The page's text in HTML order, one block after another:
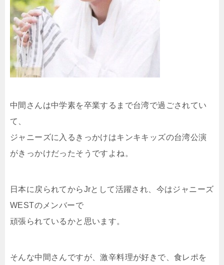
中間さんは中学素を卒業するまで台湾で過ごされてい
て、
ジャニーズに入るきっかけはキンキキッズの台湾公演
がきっかけだったそうですよね。
日本に戻られてからJrとして活躍され、今はジャニーズ
WESTのメンバーで
頑張られているかと思います。
そんな中間さんですが、激辛料理が好きで、食レポを